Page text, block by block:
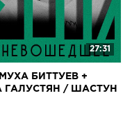
27:31
БИТТУЕВ +
/ ШАСТУН